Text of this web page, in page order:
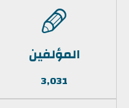
المؤلفين
3,031